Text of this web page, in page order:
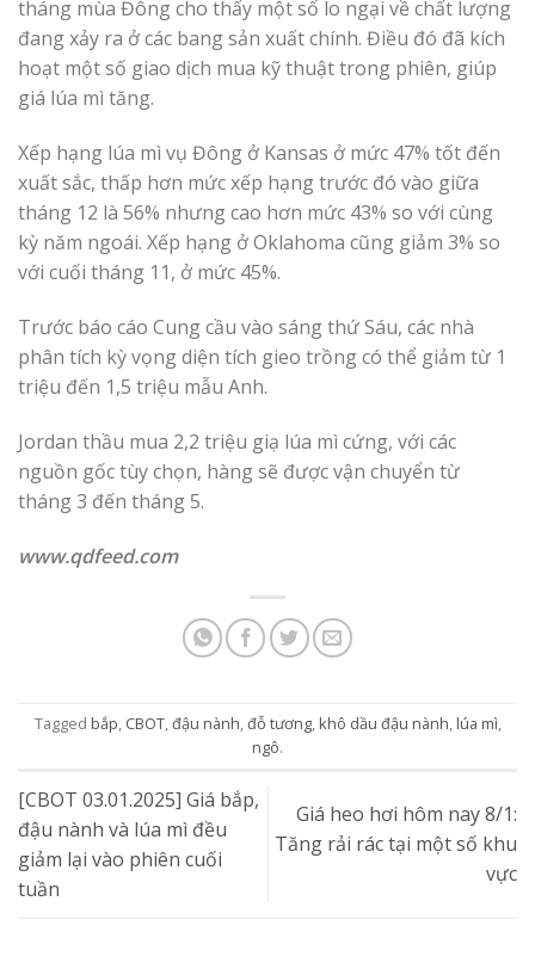
tháng mùa Đông cho thấy một số lo ngại về chất lượng
đang xảy ra ở các bang sản xuất chính. Điều đó đã kích
hoạt một số giao dịch mua kỹ thuật trong phiên, giúp
giá lúa mì tăng.
Xếp hạng lúa mì vụ Đông ở Kansas ở mức 47% tốt đến
xuất sắc, thấp hơn mức xếp hạng trước đó vào giữa
tháng 12 là 56% nhưng cao hơn mức 43% so với cùng
kỳ năm ngoái. Xếp hạng ở Oklahoma cũng giảm 3% so
với cuối tháng 11, ở mức 45%.
Trước báo cáo Cung cầu vào sáng thứ Sáu, các nhà
phân tích kỳ vọng diện tích gieo trồng có thể giảm từ 1
triệu đến 1,5 triệu mẫu Anh.
Jordan thầu mua 2,2 triệu giạ lúa mì cứng, với các
nguồn gốc tùy chọn, hàng sẽ được vận chuyển từ
tháng 3 đến tháng 5.
www.qdfeed.com
Tagged bắp, CBOT,đậu nành,đỗ tương, khô dầu đậu nành, lúa mì,
ngô.
[CBOT 03.01.2025] Giá bắp,
đậu nành và lúa mì đều
giảm lại vào phiên cuối
tuần
Giá heo hơi hôm nay 8/1:
Tăng rải rác tại một số khu
vực